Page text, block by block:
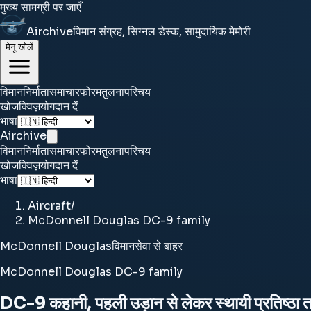
मुख्य सामग्री पर जाएँ
Airchiveविमान संग्रह, सिग्नल डेस्क, सामुदायिक मेमोरी
मेनू खोलें
विमाननिर्मातासमाचारफोरमतुलनापरिचय
खोजक्विज़योगदान दें
भाषा
Airchive
विमाननिर्मातासमाचारफोरमतुलनापरिचय
खोजक्विज़योगदान दें
भाषा
Aircraft/
McDonnell Douglas DC-9 family
McDonnell Douglasविमानसेवा से बाहर
McDonnell Douglas DC-9 family
DC-9 कहानी, पहली उड़ान से लेकर स्थायी प्रतिष्ठा